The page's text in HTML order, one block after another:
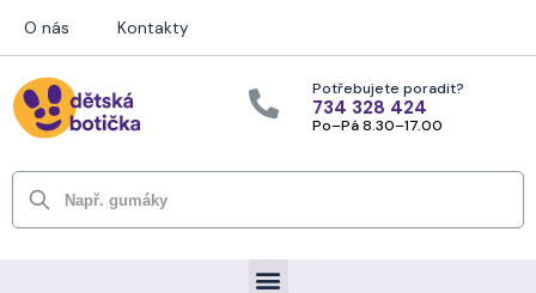
O nás Kontakty
Potřebujete poradit?
734 328 424
Po–Pá 8.30–17.00
Hledat